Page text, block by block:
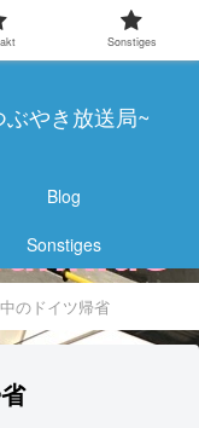
やき放送局~
Blog
Sonstiges
のドイツ帰省
Sonstiges